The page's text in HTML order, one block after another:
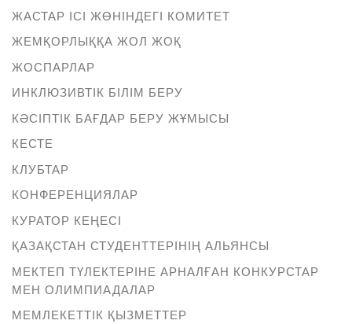
ЖАСТАР ІСІ ЖӨНІНДЕГІ КОМИТЕТ
ЖЕМҚОРЛЫҚҚА ЖОЛ ЖОҚ
ЖОСПАРЛАР
ИНКЛЮЗИВТІК БІЛІМ БЕРУ
КӘСІПТІК БАҒДАР БЕРУ ЖҰМЫСЫ
КЕСТЕ
КЛУБТАР
КОНФЕРЕНЦИЯЛАР
КУРАТОР КЕҢЕСІ
ҚАЗАҚСТАН СТУДЕНТТЕРІНІҢ АЛЬЯНСЫ
МЕКТЕП ТҮЛЕКТЕРІНЕ АРНАЛҒАН КОНКУРСТАР
МЕН ОЛИМПИАДАЛАР
МЕМЛЕКЕТТІК ҚЫЗМЕТТЕР